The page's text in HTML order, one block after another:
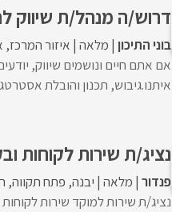
דרוש/ה מנהל/ת שיווק
בוני התיכון מלאה איזור המרכז
אם אתם חיים ונושמים שיווק,
איתנו.גיבוש, תכנון והובלת
נציג/ת שירות לקוחות
פנדור מלאה יבנה פתח תקווה
נציג/ת שירות למוקד שירות